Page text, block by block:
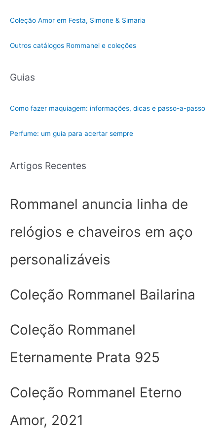
Coleção Amor em Festa, Simone & Simaria
Outros catálogos Rommanel e coleções
Guias
Como fazer maquiagem: informações, dicas e passo-a-passo
Perfume: um guia para acertar sempre
Artigos Recentes
Rommanel anuncia linha de
relógios e chaveiros em aço
personalizáveis
Coleção Rommanel Bailarina
Coleção Rommanel
Eternamente Prata 925
Coleção Rommanel Eterno
Amor, 2021